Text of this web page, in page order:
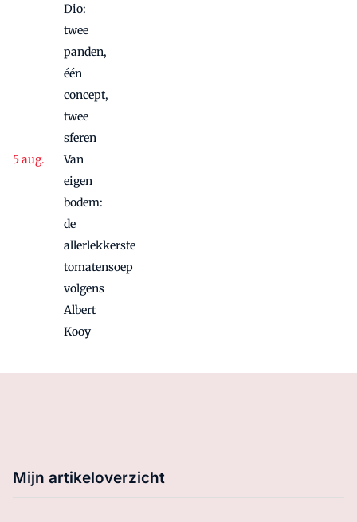
Dio:
twee
panden,
één
concept,
twee
sferen
Van
eigen
bodem:
de
allerlekkerste
tomatensoep
volgens
Albert
Kooy
Mijn artikeloverzicht